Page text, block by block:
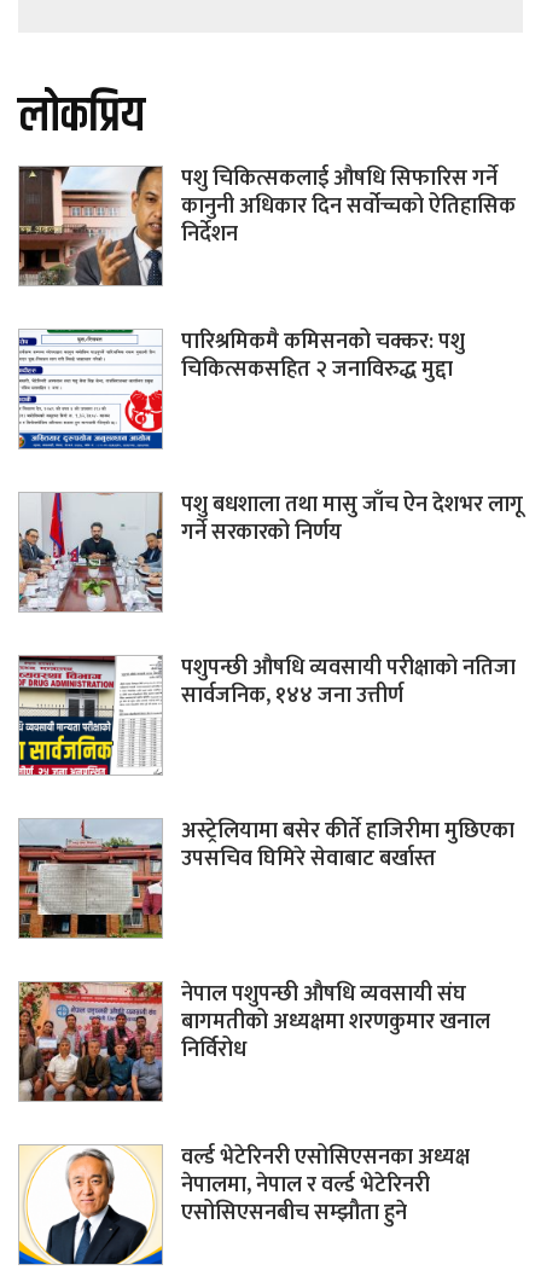
लोकप्रिय
पशु चिकित्सकलाई औषधि सिफारिस गर्ने
कानुनी अधिकार दिन सर्वोच्चको ऐतिहासिक
निर्देशन
पारिश्रमिकमै कमिसनको चक्कर: पशु
चिकित्सकसहित २ जनाविरुद्ध मुद्दा
पशु बधशाला तथा मासु जाँच ऐन देशभर लागू
गर्ने सरकारको निर्णय
पशुपन्छी औषधि व्यवसायी परीक्षाको नतिजा
सार्वजनिक, १४४ जना उत्तीर्ण
अस्ट्रेलियामा बसेर कीर्ते हाजिरीमा मुछिएका
उपसचिव घिमिरे सेवाबाट बर्खास्त
नेपाल पशुपन्छी औषधि व्यवसायी संघ
बागमतीको अध्यक्षमा शरणकुमार खनाल
निर्विरोध
वर्ल्ड भेटेरिनरी एसोसिएसनका अध्यक्ष
नेपालमा, नेपाल र वर्ल्ड भेटेरिनरी
एसोसिएसनबीच सम्झौता हुने